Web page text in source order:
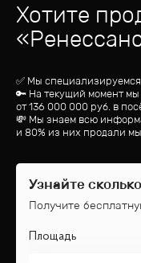
Хотите
«
✅ Мы
🔑 На текущий момент
от136 000 000 руб. в
💸 Мы знаем всю
и 80% из них продали
Узнайте
Получите
Площадь